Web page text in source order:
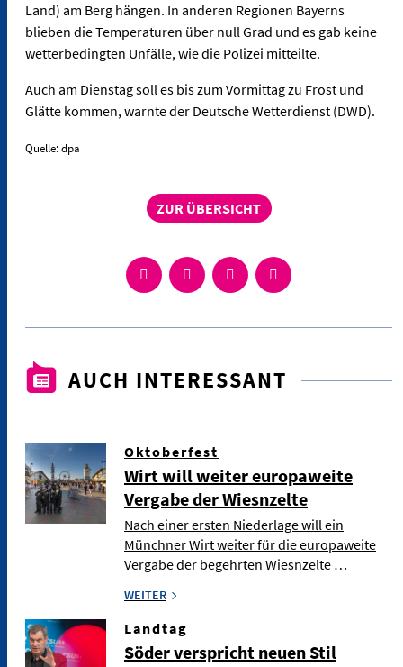
Land) am Berg hängen. In anderen Regionen Bayerns
blieben die Temperaturen über null Grad und es gab keine
wetterbedingten Unfälle, wie die Polizei mitteilte.
Auch am Dienstag soll es bis zum Vormittag zu Frost und
Glätte kommen, warnte der Deutsche Wetterdienst (DWD).
Quelle: dpa
ZUR ÜBERSICHT
AUCH INTERESSANT
Oktoberfest
Wirt will weiter europaweite
Vergabe der Wiesnzelte
Nach einer ersten Niederlage will ein
Münchner Wirt weiter für die europaweite
Vergabe der begehrten Wiesnzelte …
WEITER
Landtag
Söder verspricht neuen Stil